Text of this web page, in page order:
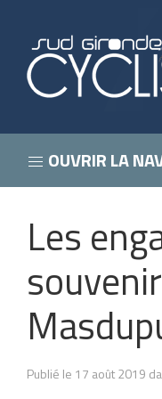
OUVRIR LA
Les
Publié le 17 août 2019